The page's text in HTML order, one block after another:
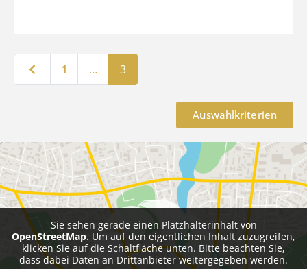
Neuere Beiträge
1 … 3
Auswahlkriterien
Sie sehen gerade einen Platzhalterinhalt von
OpenStreetMap. Um auf den eigentlichen Inhalt zuzugreifen,
klicken Sie auf die Schaltfläche unten. Bitte beachten Sie,
dass dabei Daten an Drittanbieter weitergegeben werden.